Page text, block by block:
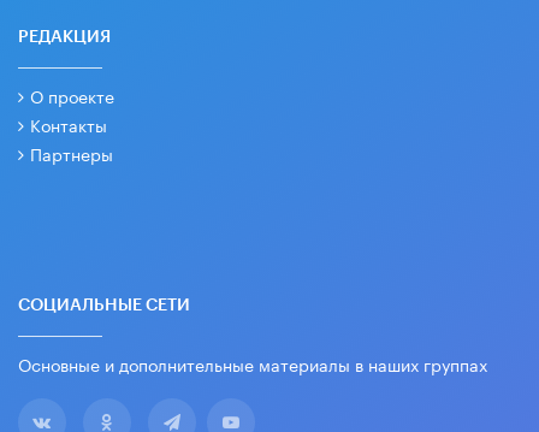
РЕДАКЦИЯ
О проекте
Контакты
Партнеры
СОЦИАЛЬНЫЕ СЕТИ
Основные и дополнительные материалы в наших группах